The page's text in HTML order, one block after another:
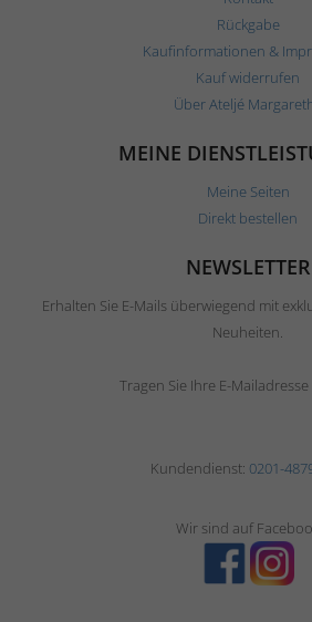
Rückgabe
Kaufinformationen &
Kauf widerrufen
Über Ateljé
MEINE
Meine Seiten
Direkt bestellen
NEWSLETTER
Erhalten Sie E-Mails überwiegend mit
Neuheiten.
Tragen Sie Ihre E-
Kundendienst: 0201-
Wir sind auf